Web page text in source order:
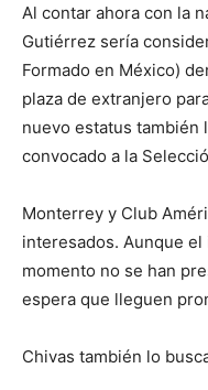
Al contar ahora con la
Gutiérrez sería
Formado en México)
plaza de extranjero
nuevo estatus también
convocado a la
Monterrey y Club
interesados. Aunque
momento no se han
espera que lleguen
Chivas también lo